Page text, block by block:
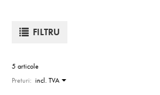
FILTRU
5 articole
Preturi: incl. TVA